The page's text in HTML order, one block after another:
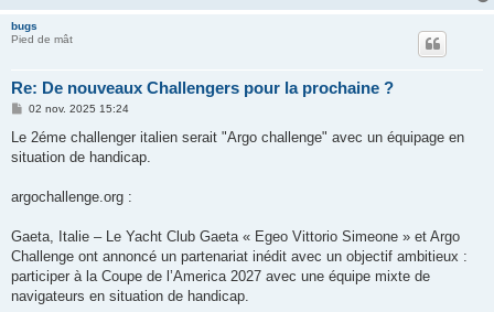
bugs
Pied de mât
Re: De nouveaux Challengers pour la prochaine ?
M
s
a
02 nov. 2025 15:24
Le 2éme challenger italien serait "Argo challenge" avec un équipage en
situation de handicap.
argochallenge.org :
Gaeta, Italie – Le Yacht Club Gaeta « Egeo Vittorio Simeone » et Argo
Challenge ont annoncé un partenariat inédit avec un objectif ambitieux :
participer à la Coupe de l’America 2027 avec une équipe mixte de
navigateurs en situation de handicap.